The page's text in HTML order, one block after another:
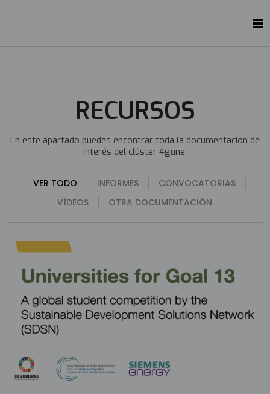
RECURSOS
En este apartado puedes encontrar toda la documentación de
interés del clúster 4gune.
VER TODO INFORMES
CONVOCATORIAS
VÍDEOS
OTRA DOCUMENTACIÓN